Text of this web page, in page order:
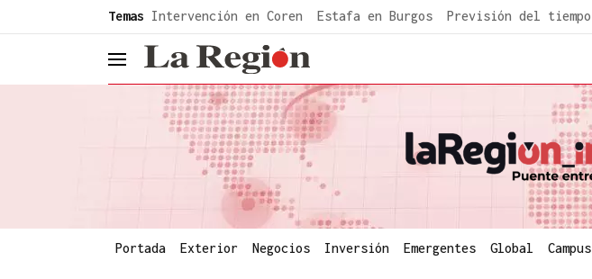
Temas Intervención en Coren Estafa en Burgos Previsión del tiempo
header.menu.open
Portada Exterior Negocios Inversión Emergentes Global Campus